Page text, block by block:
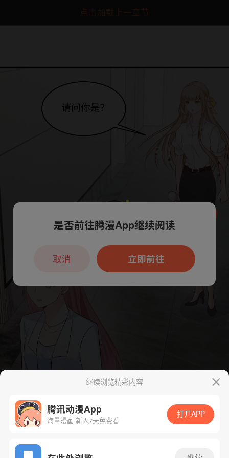
点击加载上一章节
App免费看
继续浏览精彩内容
腾讯动漫App
海量漫画 新人7天免费看
打开APP
本章节仅支持App阅读，可打开App新用
户7天免费看
是否前往腾漫App继续阅读
立即前往
取消